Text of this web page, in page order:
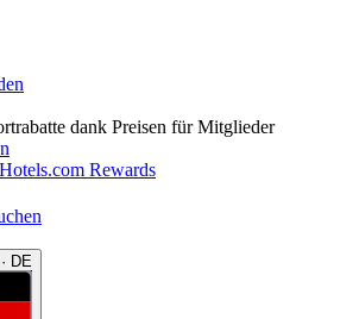
dank Preisen für Mitglieder
Rewards
DE